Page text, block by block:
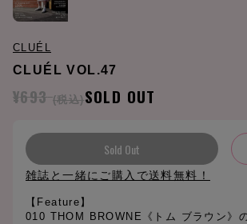
CLUÉL
CLUÉL VOL.47
¥693 (税込)SOLD OUT
Sold Out
雑誌と一緒にご購入で送料無料！
【Feature】
010 THOM BROWNE《トム ブラウン》